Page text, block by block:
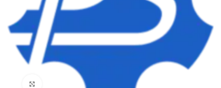
Clique para ampliar